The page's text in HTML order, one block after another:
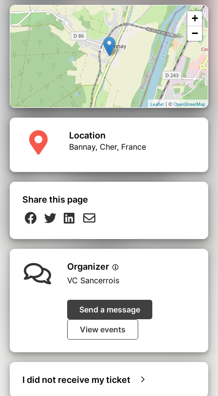
+
−
Leaflet | © OpenStreetMap
Location
Bannay, Cher, France
Share this page
Organizer
VC Sancerrois
Send a message
View events
I did not receive my ticket